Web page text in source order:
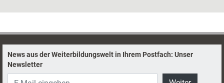
fördern können.
News aus der Weiterbildungswelt in Ihrem Postfach: Unser
Newsletter